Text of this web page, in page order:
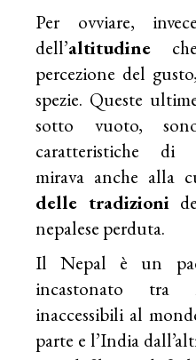
Per ovviare,
dell’altitudine
percezione del
spezie. Queste
sotto vuoto,
caratteristiche di
mirava anche alla
delle tradizioni
nepalese perduta.
Il Nepal è un
incastonato
inaccessibili al
parte e l’India